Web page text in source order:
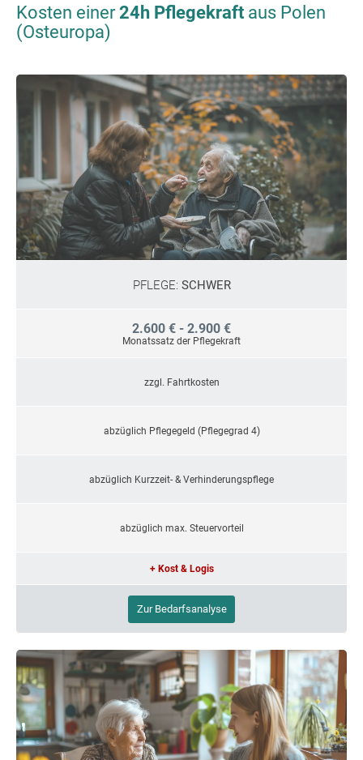
Kosten einer24h Pflegekraft aus Polen
(Osteuropa)
PFLEGE: SCHWER
2.600 € - 2.900 €
Monatssatz der Pflegekraft
zzgl. Fahrtkosten
abzüglich Pflegegeld (Pflegegrad 4)
abzüglich Kurzzeit- & Verhinderungspflege
abzüglich max. Steuervorteil
+ Kost & Logis
Zur Bedarfsanalyse